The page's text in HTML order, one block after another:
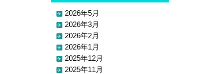
2026年5月
2026年3月
2026年2月
2026年1月
2025年12月
2025年11月